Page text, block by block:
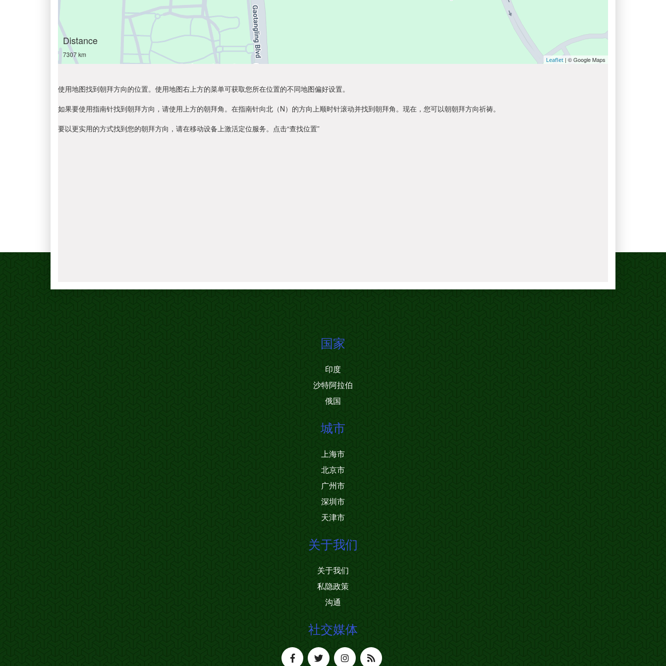
Distance
7307 km
Leaflet | © Google Maps
使用地图找到朝拜方向的位置。使用地图右上方的菜单可获取您所在位置的不同地图偏好设置。
如果要使用指南针找到朝拜方向，请使用上方的朝拜角。在指南针向北（N）的方向上顺时针滚动并找到朝拜角。现在，您可以朝朝拜方向祈祷。
要以更实用的方式找到您的朝拜方向，请在移动设备上激活定位服务。点击“查找位置”
国家
印度
沙特阿拉伯
俄国
城市
上海市
北京市
广州市
深圳市
天津市
关于我们
关于我们
私隐政策
沟通
社交媒体